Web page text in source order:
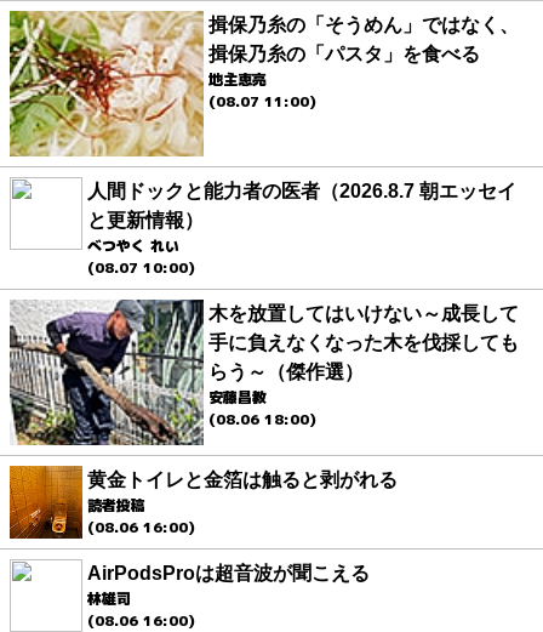
揖保乃糸の「そうめん」ではなく、
揖保乃糸の「パスタ」を食べる
地主恵亮
(08.07 11:00)
人間ドックと能力者の医者（2026.8.7 朝エッセイ
と更新情報）
べつやく れい
(08.07 10:00)
木を放置してはいけない～成長して
手に負えなくなった木を伐採しても
らう～（傑作選）
安藤昌教
(08.06 18:00)
黄金トイレと金箔は触ると剥がれる
読者投稿
(08.06 16:00)
AirPodsProは超音波が聞こえる
林雄司
(08.06 16:00)